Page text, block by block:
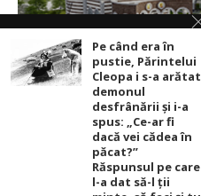
Pe când era în
pustie, Părintelui
Cleopa i s-a arătat
demonul
desfrânării şi i-a
spus: „Ce-ar fi
dacă vei cădea în
păcat?”
Răspunsul pe care
l-a dat să-l ții